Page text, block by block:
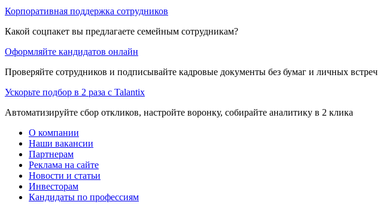
Корпоративная поддержка сотрудников
Какой соцпакет вы предлагаете семейным сотрудникам?
Оформляйте кандидатов онлайн
Проверяйте сотрудников и подписывайте кадровые документы без бумаг и личных встреч
Ускорьте подбор в 2 раза с Talantix
Автоматизируйте сбор откликов, настройте воронку, собирайте аналитику в 2 клика
О компании
Наши вакансии
Партнерам
Реклама на сайте
Новости и статьи
Инвесторам
Кандидаты по профессиям